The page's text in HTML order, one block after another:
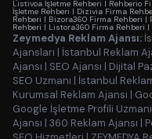
Listivoa İşletme Rehberi | Rehberio
İşletme Rehberi | Dizivia Firma
Rehberi | Bizora360 Firma Rehberi |
Rehberi | Listora360 Firma Rehberi |
Zeymedya Reklam Ajansı:
Ajansları | İstanbul Reklam
Ajansı | SEO Ajansı | Dijital
SEO Uzmanı | İstanbul
Kurumsal Reklam Ajansı |
Google İşletme Profili Uzmanı
Ajansı | 360 Reklam Ajansı |